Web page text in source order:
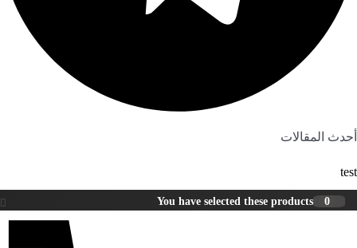
أحدث المقالات
test
You have selected these products 0